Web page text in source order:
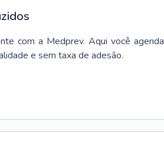
com a Medprev. Aqui você agenda
e sem taxa de adesão.